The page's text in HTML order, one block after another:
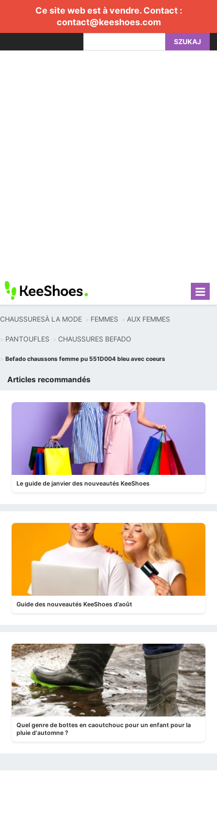
Ce site web est à vendre. Contact :
contact@keeshoes.com
SZUKAJ
CHAUSSURESÀ LA MODE FEMMES AUX FEMMES
PANTOUFLES CHAUSSURES BEFADO
Befado chaussons femme pu 551D004 bleu avec coeurs
Articles recommandés
Le guide de janvier des nouveautés KeeShoes
Guide des nouveautés KeeShoes d’août
Quel genre de bottes en caoutchouc pour un enfant pour la
pluie d'automne ?